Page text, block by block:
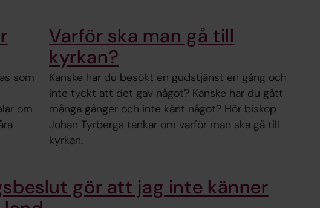
som
om
Varför ska man gå till
kyrkan?
Kanske har du besökt en gudstjänst en gång och
inte tyckt att det gav något? Kanske har du gått
många gånger och inte känt något? Hör biskop
Johan Tyrbergs tankar om varför man ska gå till
kyrkan.
gör att jag inte känner